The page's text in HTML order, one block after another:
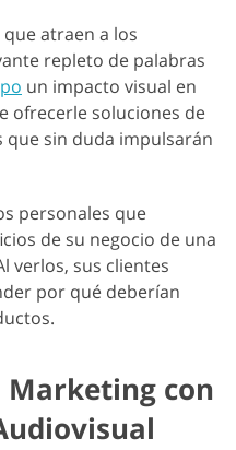
atraen a los
repleto de palabras
un impacto visual en
ofrecerle soluciones de
que sin duda impulsarán
personales que
de su negocio de una
verlos, sus clientes
por qué deberían
Marketing con